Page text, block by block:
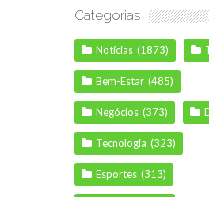
Categorias
Notícias (1873)
Bem-Estar (485)
Negócios (373)
Tecnologia (323)
Esportes (313)